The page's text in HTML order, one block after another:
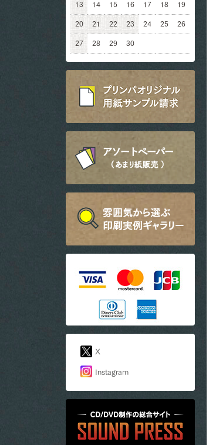
13 14 15 16 17 18 19
20 21 22 23 24 25 26
27 28 29 30
X
Instagram